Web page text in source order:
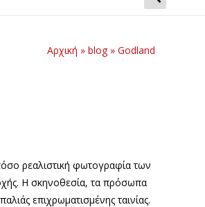
for:
Αρχική » blog » Godland
ρεαλιστική φωτογραφία των
Η σκηνοθεσία, τα πρόσωπα
επιχρωματισμένης ταινίας.